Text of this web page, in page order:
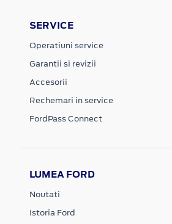
SERVICE
Operatiuni service
Garantii si revizii
Accesorii
Rechemari in service
FordPass Connect
LUMEA FORD
Noutati
Istoria Ford